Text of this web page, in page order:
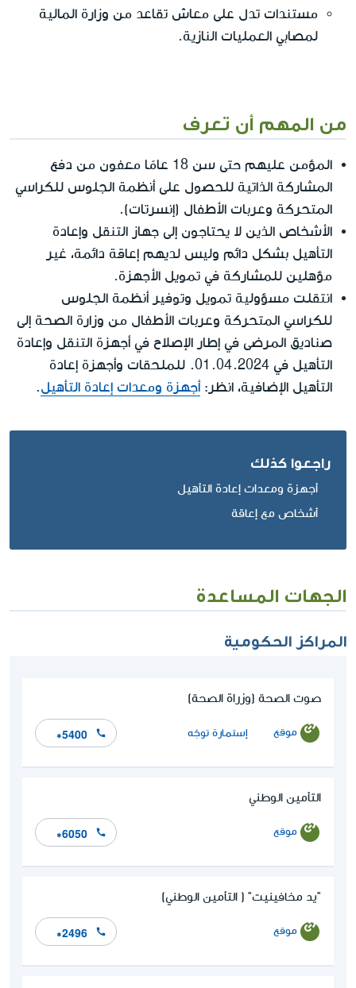
مستندات تدل على معاش تقاعد من وزارة المالية
لمصابي العمليات النازية.
من المهم أن تعرف
المؤمن عليهم حتى سن 18 عامًا معفون من دفع
المشاركة الذاتية للحصول على أنظمة الجلوس للكراسي
المتحركة وعربات الأطفال (إنسرتات).
الأشخاص الذين لا يحتاجون إلى جهاز التنقل وإعادة
التأهيل بشكل دائم وليس لديهم إعاقة دائمة، غير
مؤهلين للمشاركة في تمويل الأجهزة.
انتقلت مسؤولية تمويل وتوفير أنظمة الجلوس
للكراسي المتحركة وعربات الأطفال من وزارة الصحة إلى
صناديق المرضى في إطار الإصلاح في أجهزة التنقل وإعادة
التأهيل في 01.04.2024. للملحقات وأجهزة إعادة
التأهيل الإضافية، انظر:أجهزة ومعدات إعادة التأهيل.
راجعوا كذلك
أجهزة ومعدات إعادة التأهيل
أشخاص مع إعاقة
الجهات المساعدة
المراكز الحكومية
صوت الصحة (وزراة الصحة)
موقع إستمارة توجّه *5400
التأمين الوطني
موقع *6050
"يد مخافينيت" ( التأمين الوطني)
موقع *2496